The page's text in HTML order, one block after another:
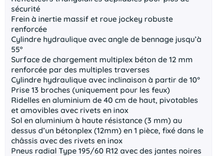
sécurité
Frein à inertie massif et roue jockey robuste
renforcée
Cylindre hydraulique avec angle de bennage jusqu’à
55°
Surface de chargement multiplex béton de 12 mm
renforcée par des multiples traverses
Cylindre hydraulique avec inclinaison à partir de 10°
Prise 13 broches (uniquement pour les feux)
Ridelles en aluminium de 40 cm de haut, pivotables
et amovibles avec rivets en inox
Sol en aluminium à haute résistance (3 mm) au
dessus d’un bétonplex (12mm) en 1 pièce, fixé dans le
châssis avec des rivets en inox
Pneus radial Type 195/60 R12 avec des jantes noires